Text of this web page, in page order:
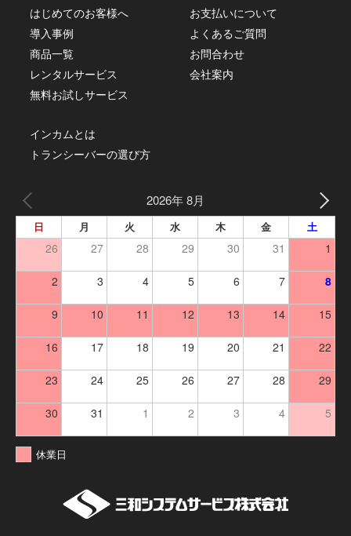
はじめてのお客様へ
導入事例
商品一覧
レンタルサービス
無料お試しサービス
お支払いについて
よくあるご質問
お問合わせ
会社案内
インカムとは
トランシーバーの選び方
2026年 8月
日 月 火 水 木 金 土
26 27 28 29 30 31 1
2 3 4 5 6 7 8
9 10 11 12 13 14 15
16 17 18 19 20 21 22
23 24 25 26 27 28 29
30 31 1 2 3 4 5
休業日